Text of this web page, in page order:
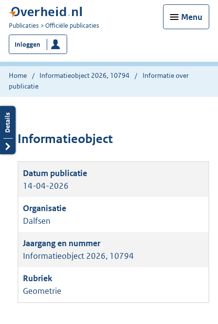
Menu
U
bent
nu
hier:
Publicaties Officiële publicaties
Inloggen
Home Informatieobject 2026, 10794
Informatie over
publicatie
Informatieobject
14-04-2026
Dalfsen
Informatieobject 2026, 10794
Geometrie